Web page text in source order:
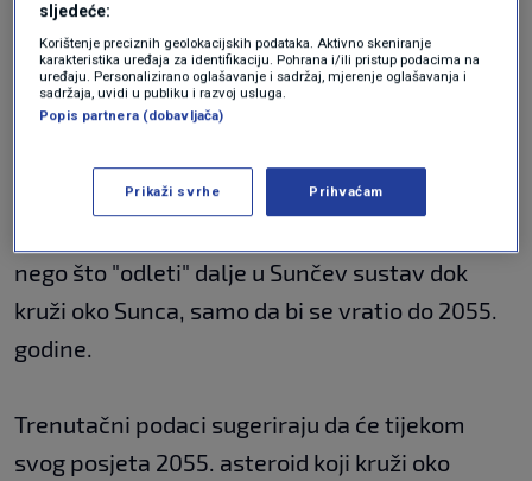
Braća astrofizičariRaúliCarlos de la Fuente
Marcossa Sveučilišta Comlutense u Madridu
identificirali su "ponašanje mini Mjeseca".
U siječnju će proći čak 1,8 milijuna kilometara
nego što "odleti" dalje u Sunčev sustav dok
kruži oko Sunca, samo da bi se vratio do 2055.
godine.
Trenutačni podaci sugeriraju da će tijekom
svog posjeta 2055. asteroid koji kruži oko
sljedeće:
Korištenje preciznih geolokacijskih podataka. Aktivno skeniranje
karakteristika uređaja za identifikaciju. Pohrana i/ili pristup podacima na
uređaju. Personalizirano oglašavanje i sadržaj, mjerenje oglašavanja i
sadržaja, uvidi u publiku i razvoj usluga.
Popis partnera (dobavljača)
Prikaži svrhe Prihvaćam